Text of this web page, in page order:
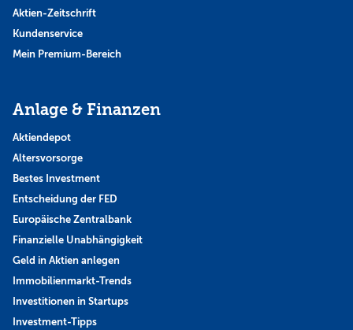
Aktien-Zeitschrift
Kundenservice
Mein Premium-Bereich
Anlage & Finanzen
Aktiendepot
Altersvorsorge
Bestes Investment
Entscheidung der FED
Europäische Zentralbank
Finanzielle Unabhängigkeit
Geld in Aktien anlegen
Immobilienmarkt-Trends
Investitionen in Startups
Investment-Tipps